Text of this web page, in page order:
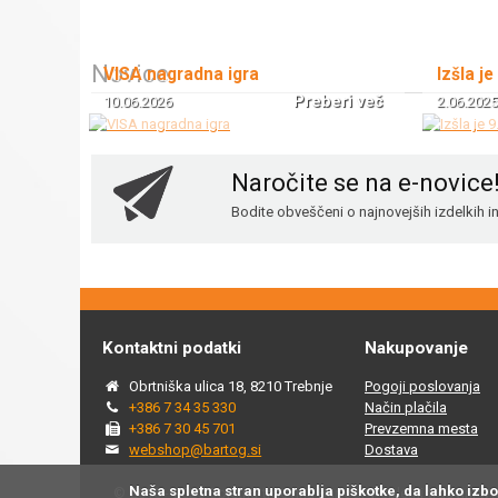
Novice
VISA nagradna igra
10.06.2026 Preberi več
Izšla
2.06.2025
Naročite se na e-
Bodite obveščeni o najnovejših izdelkih
Kontaktni podatki
Obrtniška ulica 18, 8210 Trebnje
+386 7 34 35 330
+386 7 30 45 701
webshop@bartog.si
Nakupovanje
Pogoji poslovanja
Način plačila
Prevzemna mesta
Dostava
© 2015 - 2025 Spletna trgovina Bartog, v spletni trgovini
Naša spletna stran uporablja piškotke, da lahko